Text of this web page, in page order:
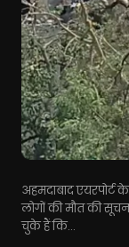
अहमदाबाद एयरपोर्ट
लोगों की मौत की
चुके हैं कि...